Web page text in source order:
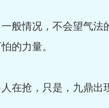
情况，不会望气法
的力量。
抢，只是，九鼎出